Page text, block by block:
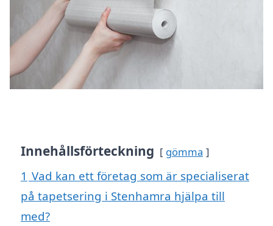
Innehållsförteckning gömma
1 Vad kan ett företag som är specialiserat
på tapetsering i Stenhamra hjälpa till
med?